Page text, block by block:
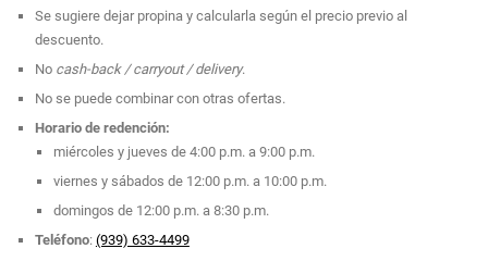
Se sugiere dejar propina y calcularla según el precio previo al
descuento.
No cash-back / carryout / delivery.
No se puede combinar con otras ofertas.
Horario de redención:
miércoles y jueves de 4:00 p.m. a 9:00 p.m.
viernes y sábados de 12:00 p.m. a 10:00 p.m.
domingos de 12:00 p.m. a 8:30 p.m.
Teléfono: (939) 633-4499